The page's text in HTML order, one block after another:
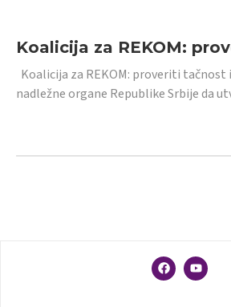
Koalicija za REKOM:
Koalicija za REKOM: proveriti tačnost
nadležne organe Republike Srbije da